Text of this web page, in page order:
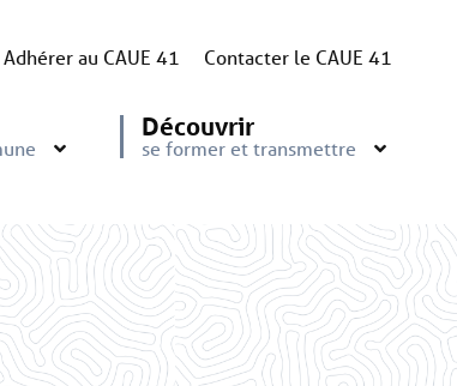
Adhérer au CAUE 41 Contacter le CAUE 41
Découvrir
se former et transmettre